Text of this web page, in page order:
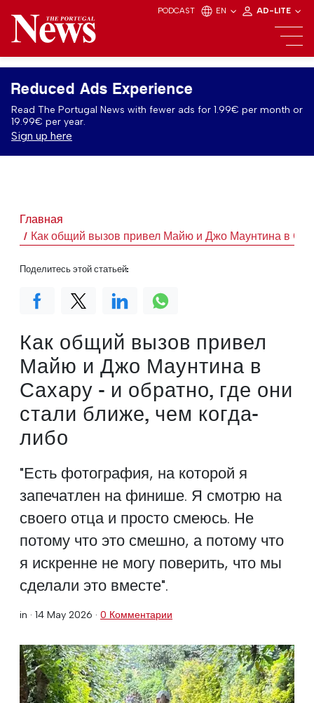
PODCAST EN AD-LITE
Reduced Ads Experience
Read The Portugal News with fewer ads for 1.99€ per month or
19.99€ per year.
Sign up here
Главная
Как общий вызов привел Майю и Джо Маунтина в
Как общий вызов привел
Майю и Джо Маунтина в
Сахару - и обратно, где они
стали ближе, чем когда-
либо
"Есть фотография, на которой я
запечатлен на финише. Я смотрю на
своего отца и просто смеюсь. Не
потому что это смешно, а потому что
я искренне не могу поверить, что мы
сделали это вместе".
in · 14 May 2026 · 0 Комментарии
Поделитесь этой статьей: